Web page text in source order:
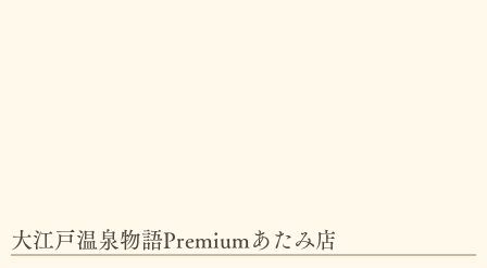
大江戸温泉物語Premiumあたみ店